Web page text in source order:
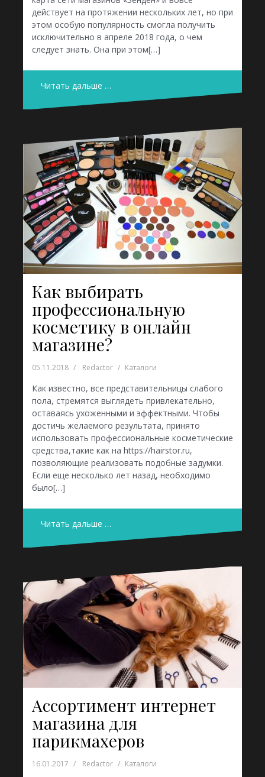
действует на протяжении нескольких лет, но при
этом особую популярность смогла получить
исключительно в апреле 2018 года, о чем
следует знать. Она при этом[…]
Читать дальше …
Как выбирать
профессиональную
косметику в онлайн
магазине?
05.11.2018 Redactor Каталоги
Как известно, все представительницы слабого
пола, стремятся выглядеть привлекательно,
оставаясь ухоженными и эффектными. Чтобы
достичь желаемого результата, принято
использовать профессиональные косметические
средства,такие как на https://hairstor.ru,
позволяющие реализовать подобные задумки.
Если еще несколько лет назад, необходимо
было[…]
Читать дальше …
Ассортимент интернет
магазина для
парикмахеров
16.01.2017 Redactor Каталоги